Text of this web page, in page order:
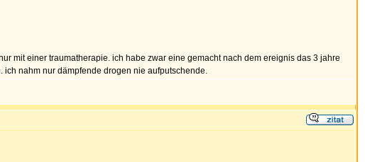
mit einer traumatherapie. ich habe zwar eine gemacht nach dem ereignis das 3 jahre
nahm nur dämpfende drogen nie aufputschende.